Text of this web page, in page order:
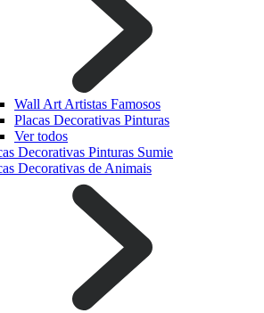
Wall Art Artistas Famosos
Placas Decorativas Pinturas
Ver todos
Decorativas Pinturas Sumie
Decorativas de Animais